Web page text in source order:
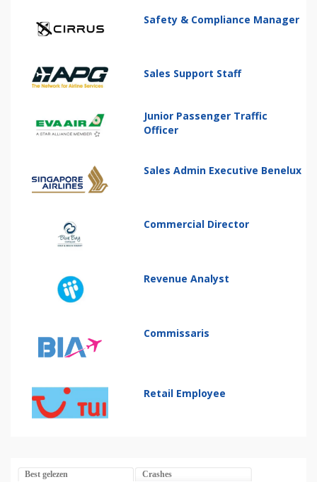
Safety & Compliance Manager
Sales Support Staff
Junior Passenger Traffic
Officer
Sales Admin Executive Benelux
Commercial Director
Revenue Analyst
Commissaris
Retail Employee
Best gelezen Crashes